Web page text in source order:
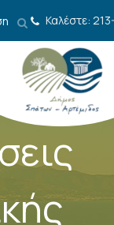
Καλέστε: